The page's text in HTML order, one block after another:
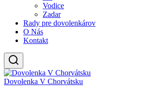
Vodice
Zadar
Rady pre dovolenkárov
O Nás
Kontakt
Dovolenka V Chorvátsku